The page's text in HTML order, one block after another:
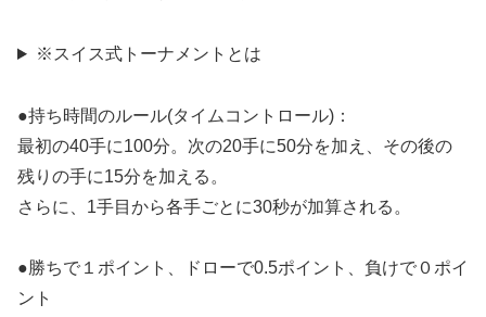
※スイス式トーナメントとは
●持ち時間のルール(タイムコントロール)：
最初の40手に100分。次の20手に50分を加え、その後の
残りの手に15分を加える。
さらに、1手目から各手ごとに30秒が加算される。
●勝ちで１ポイント、ドローで0.5ポイント、負けで０ポイ
ント